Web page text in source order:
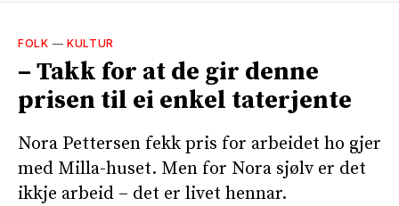
FOLK — KULTUR
– Takk for at de gir denne
prisen til ei enkel taterjente
Nora Pettersen fekk pris for arbeidet ho gjer
med Milla-huset. Men for Nora sjølv er det
ikkje arbeid – det er livet hennar.